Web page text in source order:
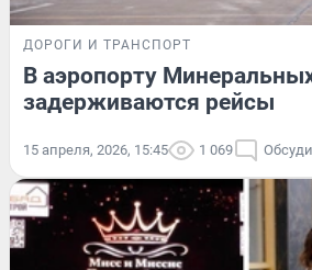
ДОРОГИ И ТРАНСПОРТ
В аэропорту
задерживаются рейсы
15 апреля, 2026, 15:45 1 069